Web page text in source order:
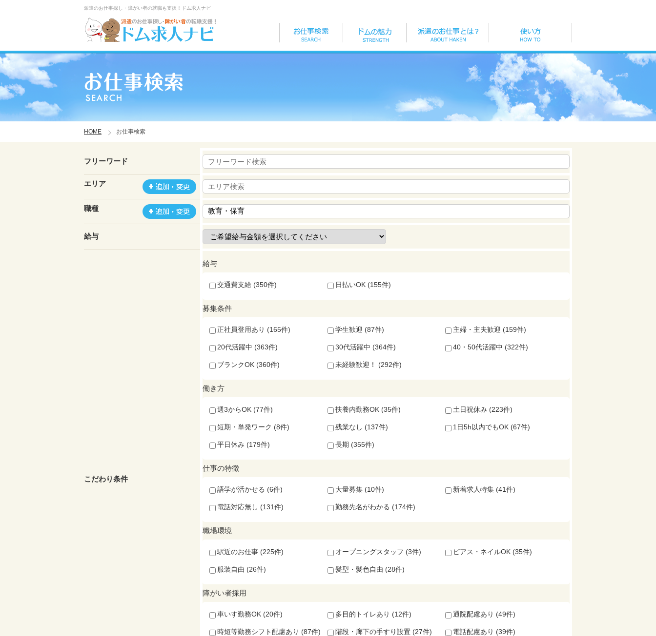
派遣のお仕事探し・障がい者の就職も支援！ドム求人ナビ
HOME お仕事検索
フリーワード
エリア
職種
給与
こだわり条件
給与
交通費支給 (350件) 日払いOK (155件)
募集条件
正社員登用あり (165件) 学生歓迎 (87件) 主婦・主夫歓迎 (159件)
20代活躍中 (363件) 30代活躍中 (364件) 40・50代活躍中 (322件)
ブランクOK (360件) 未経験歓迎！ (292件)
働き方
週3からOK (77件) 扶養内勤務OK (35件) 土日祝休み (223件)
短期・単発ワーク (8件) 残業なし (137件) 1日5h以内でもOK (67件)
平日休み (179件) 長期 (355件)
仕事の特徴
語学が活かせる (6件) 大量募集 (10件) 新着求人特集 (41件)
電話対応無し (131件) 勤務先名がわかる (174件)
職場環境
駅近のお仕事 (225件) オープニングスタッフ (3件) ピアス・ネイルOK (35件)
服装自由 (26件) 髪型・髪色自由 (28件)
障がい者採用
車いす勤務OK (20件) 多目的トイレあり (12件) 通院配慮あり (49件)
時短等勤務シフト配慮あり (87件) 階段・廊下の手すり設置 (27件) 電話配慮あり (39件)